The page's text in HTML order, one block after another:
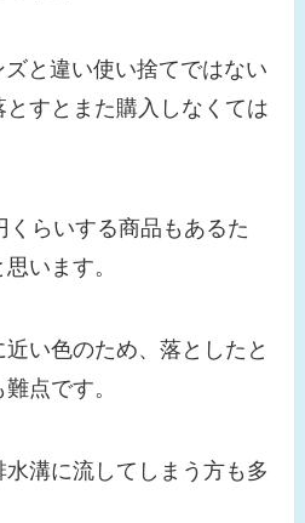
ズと違い使い捨てではない
すとまた購入しなくては
くらいする商品もあるた
います。
い色のため、落としたと
点です。
水溝に流してしまう方も多